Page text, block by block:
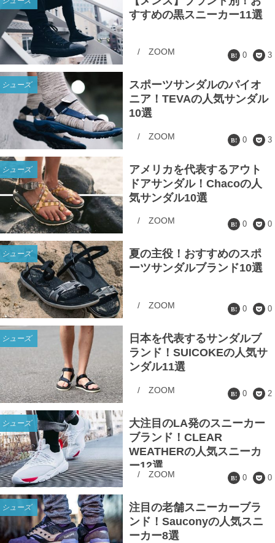
すすめの黒スニーカー11選
/ ZOOM 0 3
シューズ
スポーツサンダルのパイオ
ニア！TEVAの人気サンダル
10選
/ ZOOM 0 3
シューズ
アメリカを代表するアウト
ドアサンダル！Chacoの人
気サンダル10選
/ ZOOM 0 0
シューズ
夏の主役！おすすめのスポ
ーツサンダルブランド10選
/ ZOOM 0 0
シューズ
日本を代表するサンダルブ
ランド！SUICOKEの人気サ
ンダル11選
/ ZOOM 0 2
シューズ
大注目のLA発のスニーカー
ブランド！CLEAR
WEATHERの人気スニーカ
ー12選
/ ZOOM 0 0
シューズ
注目の老舗スニーカーブラ
ンド！Sauconyの人気スニ
ーカー8選